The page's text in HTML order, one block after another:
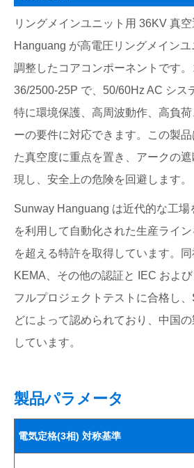
リングメインユニット用 36KV 真
Hanguang が高電圧リングメイン
調整したコアコンポーネントです
36/2500-25P で、50/60Hz AC シス
特に環境保護、高周波動作、高負
ーの要件に対応できます。この製
た真空度に重点を置き、アークの
現し、安全上の危険を回避します。
Sunway Hanguang は近代的な工場
を利用して自動化された生産ライ
を超える特許を取得しています。同
KEMA、その他の認証と IEC およ
フルプロジェクトテストに合格し
どによって認められており、中国
しています。
製品パラメータ
電気定格(3相) 対称基準